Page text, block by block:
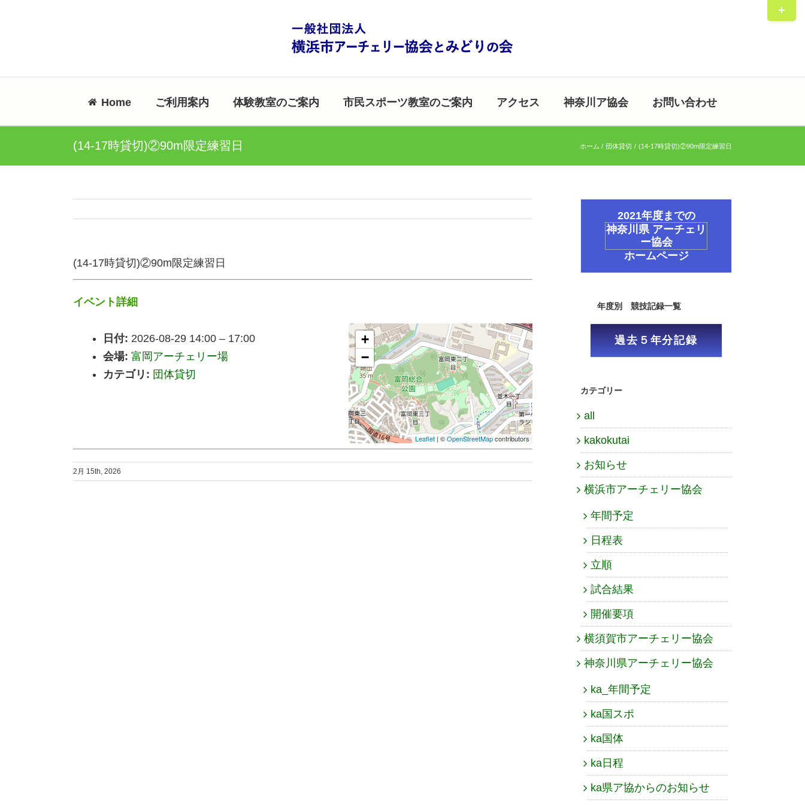
Home ご利用案内 体験教室のご案内 市民スポーツ教室のご案内 アクセス 神奈川ア協会 お問い合わせ
(14-17時貸切)②90m限定練習日 ホーム 団体貸切 (14-17時貸切)②90m限定練習日
(14-17時貸切)②90m限定練習日
イベント詳細
日付: 2026-08-29 14:00 – 17:00
会場: 富岡アーチェリー場
カテゴリ: 団体貸切
+
−
Leaflet | ©OpenStreetMapcontributors
2月 15th, 2026
2021年度までの
神奈川県 アーチェリ
ー協会
ホームページ
年度別 競技記録一覧
過去５年分記録
カテゴリー
all
kakokutai
お知らせ
横浜市アーチェリー協会
年間予定
日程表
立順
試合結果
開催要項
横須賀市アーチェリー協会
神奈川県アーチェリー協会
ka_年間予定
ka国スポ
ka国体
ka日程
ka県ア協からのお知らせ
Toggle